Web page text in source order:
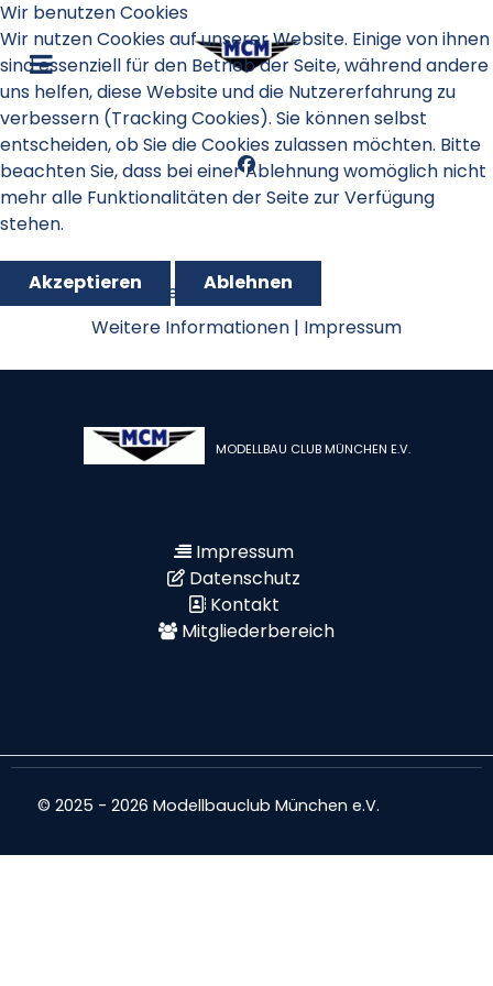
Schnupperfliegen 2015
MODELLBAU CLUB MÜNCHEN E.V.
Impressum
Datenschutz
Kontakt
Mitgliederbereich
© 2025 - 2026 Modellbauclub München e.V.
Wir benutzen Cookies
Wir nutzen Cookies auf unserer Website. Einige von ihnen
sind essenziell für den Betrieb der Seite, während andere
uns helfen, diese Website und die Nutzererfahrung zu
verbessern (Tracking Cookies). Sie können selbst
entscheiden, ob Sie die Cookies zulassen möchten. Bitte
beachten Sie, dass bei einer Ablehnung womöglich nicht
mehr alle Funktionalitäten der Seite zur Verfügung
stehen.
Akzeptieren
Ablehnen
Weitere Informationen | Impressum